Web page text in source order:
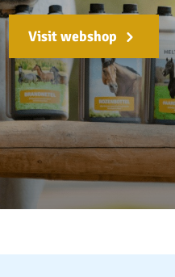
Visit webshop